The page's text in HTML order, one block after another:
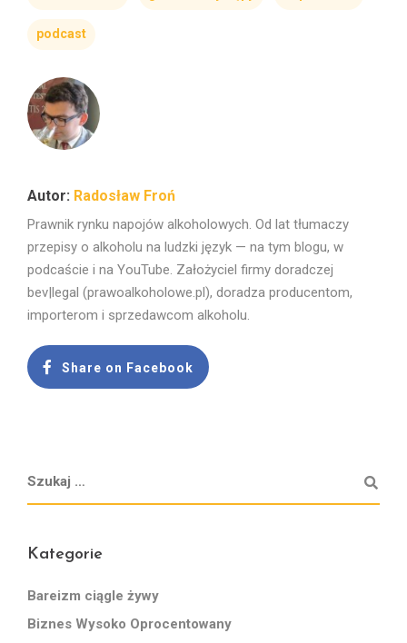
podcast
Radosław Froń
Prawnik rynku napojów alkoholowych. Od lat tłumaczy
przepisy o alkoholu na ludzki język — na tym blogu, w
podcaście i na YouTube. Założyciel firmy doradczej
bev|legal (prawoalkoholowe.pl), doradza producentom,
importerom i sprzedawcom alkoholu.
Share on Facebook
Kategorie
Bareizm ciągle żywy
Biznes Wysoko Oprocentowany